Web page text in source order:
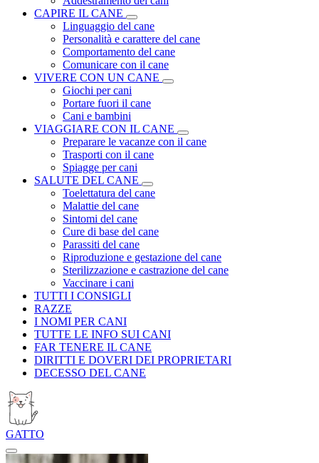
CAPIRE IL CANE
Linguaggio del cane
Personalità e carattere del cane
Comportamento del cane
Comunicare con il cane
VIVERE CON UN CANE
Giochi per cani
Portare fuori il cane
Cani e bambini
VIAGGIARE CON IL CANE
Preparare le vacanze con il cane
Trasporti con il cane
Spiagge per cani
SALUTE DEL CANE
Toelettatura del cane
Malattie del cane
Sintomi del cane
Cure di base del cane
Parassiti del cane
Riproduzione e gestazione del cane
Sterilizzazione e castrazione del cane
Vaccinare i cani
TUTTI I CONSIGLI
RAZZE
I NOMI PER CANI
TUTTE LE INFO SUI CANI
FAR TENERE IL CANE
DIRITTI E DOVERI DEI PROPRIETARI
DECESSO DEL CANE
GATTO